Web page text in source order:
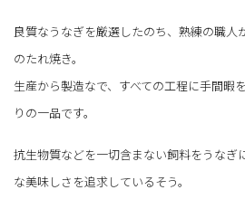
良質なうなぎを厳選したのち、熟練の職人
のたれ焼き。
生産から製造なで、すべての工程に手間暇
りの一品です。
抗生物質などを一切含まない飼料をうなぎ
な美味しさを追求しているそう。